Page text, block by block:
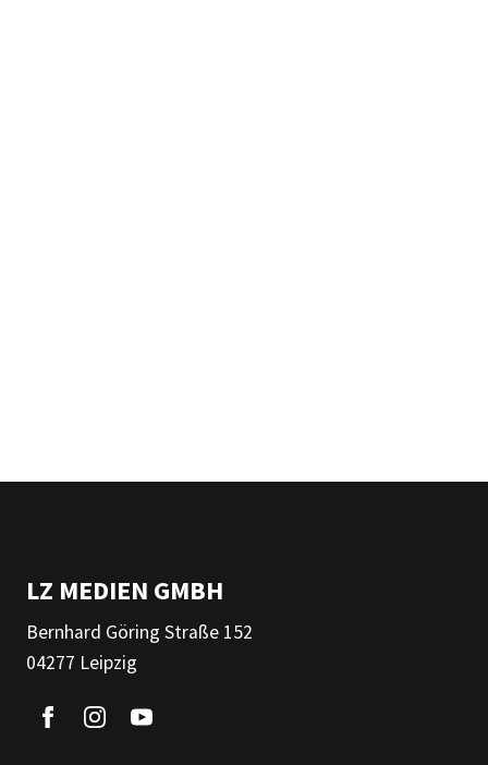
LZ MEDIEN GMBH
Bernhard Göring Straße 152
04277 Leipzig